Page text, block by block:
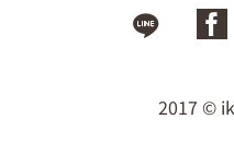
2017 ©